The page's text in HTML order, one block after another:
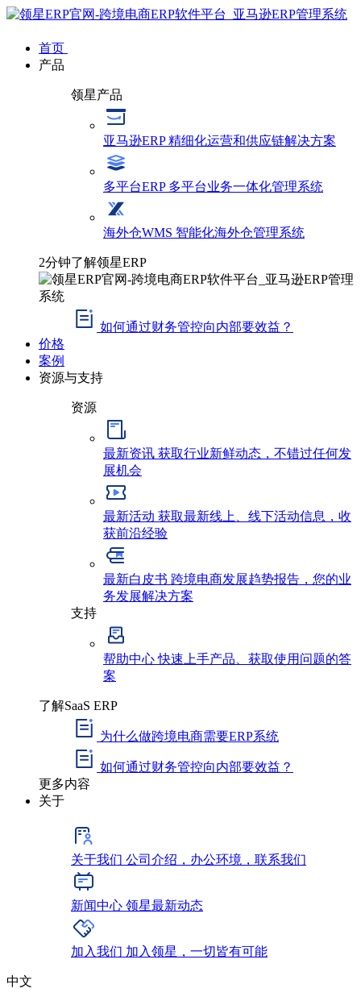
首页
产品
领星产品
亚马逊ERP精细化运营和供应链解决方案
多平台ERP 多平台业务一体化管理系统
海外仓WMS 智能化海外仓管理系统
2分钟了解领星ERP
如何通过财务管控向内部要效益？
价格
案例
资源与支持
资源
最新资讯 获取行业新鲜动态，不错过任何发
展机会
最新活动 获取最新线上、线下活动信息，收
获前沿经验
最新白皮书 跨境电商发展趋势报告，您的业
务发展解决方案
支持
帮助中心快速上手产品、获取使用问题的答
案
了解SaaS ERP
为什么做跨境电商需要ERP系统
如何通过财务管控向内部要效益？
更多内容
关于
关于我们 公司介绍，办公环境，联系我们
新闻中心 领星最新动态
加入我们 加入领星，一切皆有可能
中文